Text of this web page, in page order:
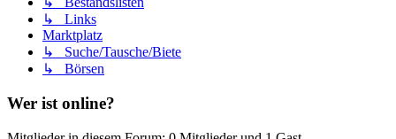
↳ Links
Marktplatz
↳ Suche/Tausche/Biete
↳ Börsen
Wer ist online?